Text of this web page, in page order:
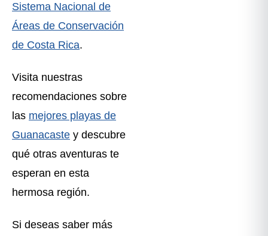
Sistema Nacional de
Áreas de Conservación
de Costa Rica.
Visita nuestras
recomendaciones sobre
las mejores playas de
Guanacaste y descubre
qué otras aventuras te
esperan en esta
hermosa región.
Si deseas saber más